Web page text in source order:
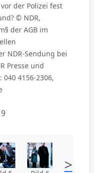
der Polizei fest
© NDR,
der AGB im
NDR-Sendung bei
Presse und
4156-2306,
>